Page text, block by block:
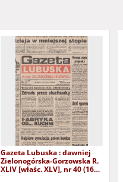
Gazeta Lubuska : dawniej
Zielonogórska-Gorzowska R.
XLIV [właśc. XLV], nr 40 (16